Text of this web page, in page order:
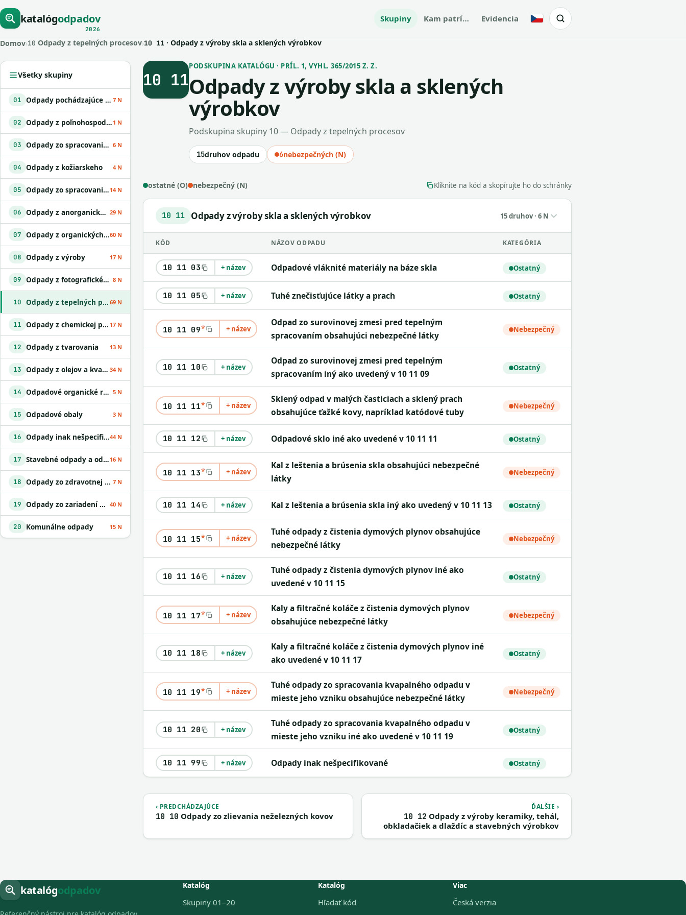
katalógodpadov
2026
Skupiny Kam patrí… Evidencia Česky
Domov›10 Odpady z tepelných procesov›10 11 · Odpady z výroby skla a sklených výrobkov
Všetky skupiny
01 Odpady pochádzajúce z geologického prieskumu 7 N
02 Odpady z poľnohospodárstva 1 N
03 Odpady zo spracovania dreva a z výroby papiera 6 N
04 Odpady z kožiarskeho 4 N
05 Odpady zo spracovania ropy 14 N
06 Odpady z anorganických chemických procesov 29 N
07 Odpady z organických chemických procesov60 N
08 Odpady z výroby 17 N
09 Odpady z fotografického priemyslu 8 N
10 Odpady z tepelných procesov 69 N
11 Odpady z chemickej povrchovej úpravy kovov a nanášania kovov a iných materiálov; odpady z hydrometalurgie neželezných kovov 17 N
12 Odpady z tvarovania 13 N
13 Odpady z olejov a kvapalných palív okrem jedlých olejov a odpadov uvedených v skupinách 05 a 12 34 N
14 Odpadové organické rozpúšťadlá 5 N
15 Odpadové obaly 3 N
16 Odpady inak nešpecifikované v tomto katalógu44 N
17 Stavebné odpady a odpady z demolácií vrátane výkopovej zeminy z kontaminovaných miest 16 N
18 Odpady zo zdravotnej alebo veterinárnej starostlivosti alebo s nimi súvisiaceho výskumu okrem kuchynských a reštauračných odpadov 7 N
19 Odpady zo zariadení na úpravu odpadu 40 N
20 Komunálne odpady 15 N
10 11
PODSKUPINA KATALÓGU · PRÍL. 1, VYHL. 365/2015 Z. Z.
Odpady z výroby skla a sklených
výrobkov
Podskupina skupiny 10 — Odpady z tepelných procesov
15druhov odpadu 6nebezpečných (N)
ostatné (O) nebezpečný (N) Kliknite na kód a skopírujte ho do schránky
10 11 Odpady z výroby skla a sklených výrobkov 15 druhov · 6 N
KÓD NÁZOV ODPADU KATEGÓRIA
10 11 03 + název odpadové vláknité materiály na báze skla Ostatný
10 11 05 + název tuhé znečisťujúce látky a prach Ostatný
10 11 09* + název
odpad zo surovinovej zmesi pred tepelným
spracovaním obsahujúci nebezpečné látky
Nebezpečný
10 11 10 + název
odpad zo surovinovej zmesi pred tepelným
spracovaním iný ako uvedený v 10 11 09
Ostatný
10 11 11* + název
sklený odpad v malých časticiach a sklený prach
obsahujúce ťažké kovy, napríklad katódové tuby
Nebezpečný
10 11 12 + název odpadové sklo iné ako uvedené v 10 11 11 Ostatný
10 11 13* + název
kal z leštenia a brúsenia skla obsahujúci nebezpečné
látky
Nebezpečný
10 11 14 + název kal z leštenia a brúsenia skla iný ako uvedený v 10 11 13 Ostatný
10 11 15* + název
tuhé odpady z čistenia dymových plynov obsahujúce
nebezpečné látky
Nebezpečný
10 11 16 + název
tuhé odpady z čistenia dymových plynov iné ako
uvedené v 10 11 15
Ostatný
10 11 17* + název
kaly a filtračné koláče z čistenia dymových plynov
obsahujúce nebezpečné látky
Nebezpečný
10 11 18 + název
kaly a filtračné koláče z čistenia dymových plynov iné
ako uvedené v 10 11 17
Ostatný
10 11 19* + název
tuhé odpady zo spracovania kvapalného odpadu v
mieste jeho vzniku obsahujúce nebezpečné látky
Nebezpečný
10 11 20 + název
tuhé odpady zo spracovania kvapalného odpadu v
mieste jeho vzniku iné ako uvedené v 10 11 19
Ostatný
10 11 99 + název odpady inak nešpecifikované Ostatný
‹ PREDCHÁDZAJÚCE
10 10 Odpady zo zlievania neželezných kovov
ĎALŠIE ›
10 12 Odpady z výroby keramiky, tehál,
obkladačiek a dlaždíc a stavebných výrobkov
katalógodpadov Katalóg
Skupiny 01–20
Katalóg
Hľadať kód
Viac
Česká verzia